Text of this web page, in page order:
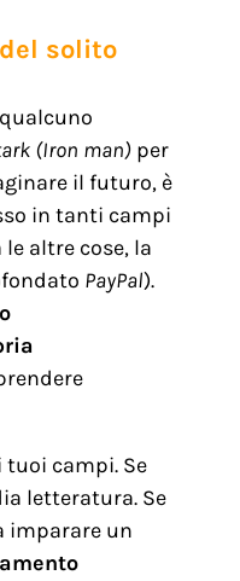
del solito
(Iron man) per
il futuro, è
in tanti campi
altre cose, la
PayPal).
campi. Se
letteratura. Se
imparare un